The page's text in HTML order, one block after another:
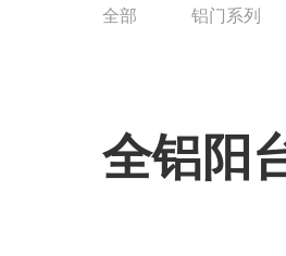
全部 铝门系列
全铝阳